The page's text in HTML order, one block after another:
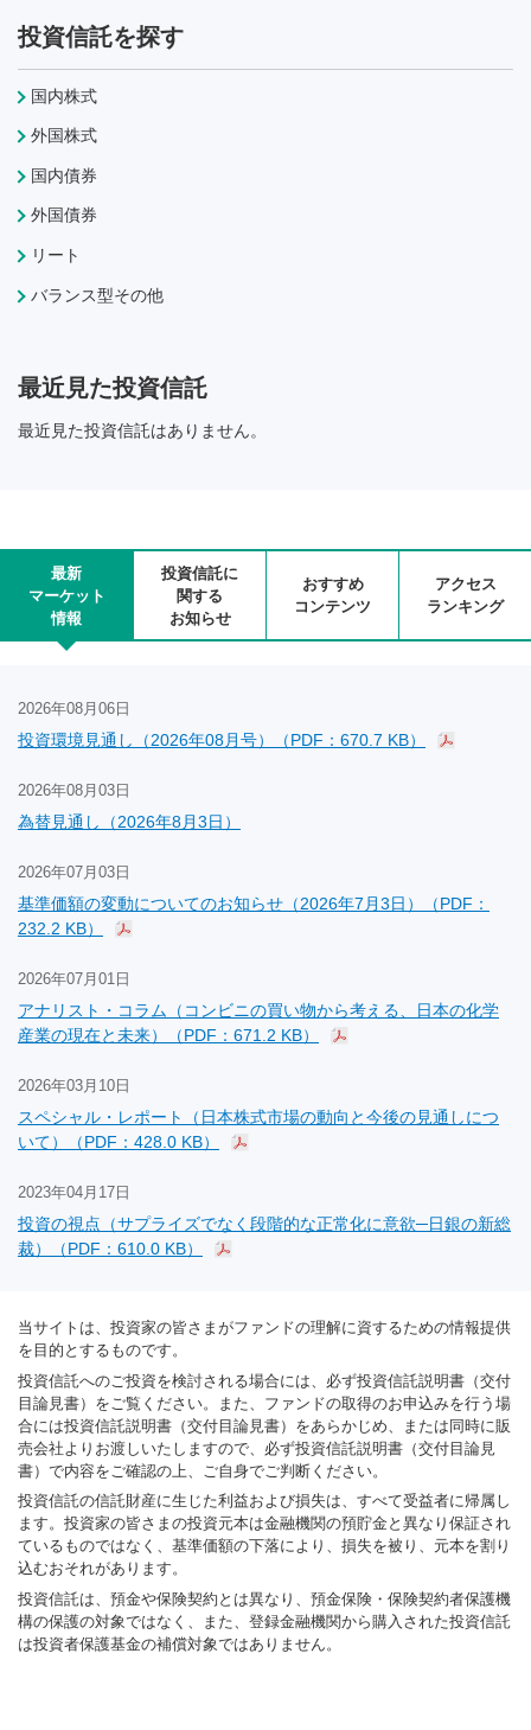
投資信託を探す
国内株式
外国株式
国内債券
外国債券
リート
バランス型その他
最近見た投資信託
最近見た投資信託はありません。
最新
マーケット
情報
投資信託に
関する
お知らせ
おすすめ
コンテンツ
アクセス
ランキング
2026年08月06日
投資環境見通し（2026年08月号）（PDF：670.7 KB）
2026年08月03日
為替見通し（2026年8月3日）
2026年07月03日
基準価額の変動についてのお知らせ（2026年7月3日）（PDF：
232.2 KB）
2026年07月01日
アナリスト・コラム（コンビニの買い物から考える、日本の化学
産業の現在と未来）（PDF：671.2 KB）
2026年03月10日
スペシャル・レポート（日本株式市場の動向と今後の見通しにつ
いて）（PDF：428.0 KB）
2023年04月17日
投資の視点（サプライズでなく段階的な正常化に意欲─日銀の新総
裁）（PDF：610.0 KB）
当サイトは、投資家の皆さまがファンドの理解に資するための情報提供
を目的とするものです。
投資信託へのご投資を検討される場合には、必ず投資信託説明書（交付
目論見書）をご覧ください。また、ファンドの取得のお申込みを行う場
合には投資信託説明書（交付目論見書）をあらかじめ、または同時に販
売会社よりお渡しいたしますので、必ず投資信託説明書（交付目論見
書）で内容をご確認の上、ご自身でご判断ください。
投資信託の信託財産に生じた利益および損失は、すべて受益者に帰属し
ます。投資家の皆さまの投資元本は金融機関の預貯金と異なり保証され
ているものではなく、基準価額の下落により、損失を被り、元本を割り
込むおそれがあります。
投資信託は、預金や保険契約とは異なり、預金保険・保険契約者保護機
構の保護の対象ではなく、また、登録金融機関から購入された投資信託
は投資者保護基金の補償対象ではありません。